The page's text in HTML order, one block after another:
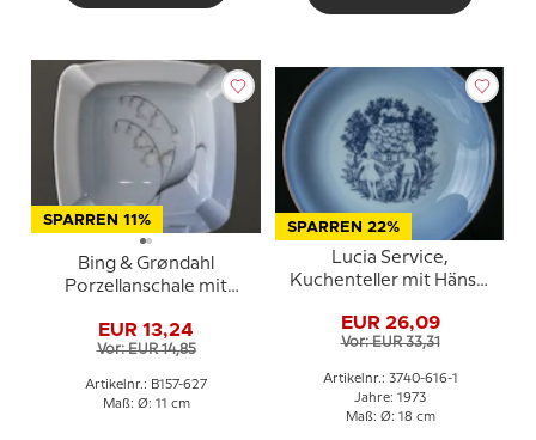
SPARREN 11%
Bing & Grøndahl
Porzellanschale mit
627
EUR 13,24
Vor: EUR 14,85
Artikelnr.: B157-627
Maß: Ø: 11 cm
SPARREN 22%
Lucia Service,
Kuchenteller mit Hänsel
Lebkuchenhaus, Bing &
Gröndahl
EUR 26,09
Vor: EUR 33,31
Artikelnr.: 3740-616-1
Jahre: 1973
Maß: Ø: 18 cm